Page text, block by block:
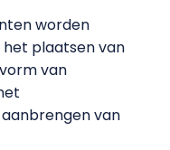
worden
plaatsen van
van
van